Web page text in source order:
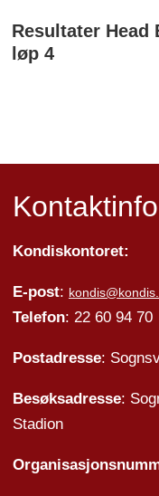
Resultater Head
løp 4
Kondiskontoret:
E-post:
Telefon: 22 60 94 70
Postadresse:
Besøksadresse:
Stadion